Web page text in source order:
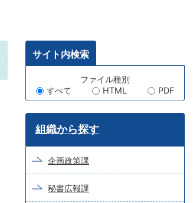
サイト内検索
ー
ワ
ー
ド
検
索
ファイル種別
すべて
HTML PDF
組織から探す
企画政策課
秘書広報課